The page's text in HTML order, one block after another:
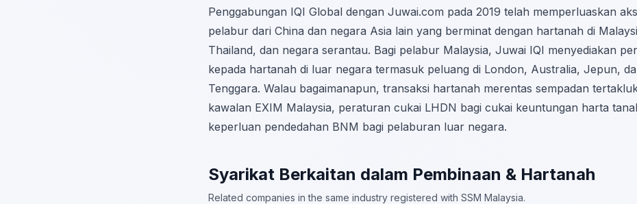
Penggabungan IQI Global dengan Juwai.com pada 2019 telah memperluaskan
pelabur dari China dan negara Asia lain yang berminat dengan hartanah di
Thailand, dan negara serantau. Bagi pelabur Malaysia, Juwai IQI menyediakan
kepada hartanah di luar negara termasuk peluang di London, Australia, Jepun,
Tenggara. Walau bagaimanapun, transaksi hartanah merentas sempadan
kawalan EXIM Malaysia, peraturan cukai LHDN bagi cukai keuntungan harta
keperluan pendedahan BNM bagi pelaburan luar negara.
Syarikat Berkaitan dalam Pembinaan & Hartanah
Related companies in the same industry registered with SSM Malaysia.